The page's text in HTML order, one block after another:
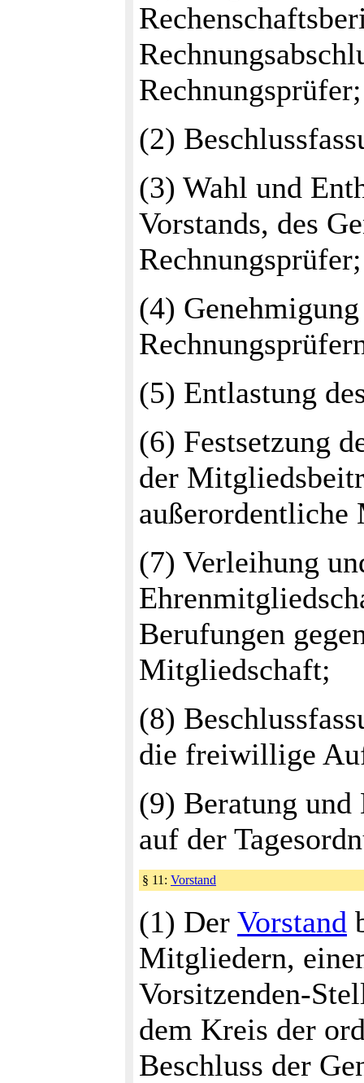
Rechnungsprüfer;
(2)
(3) Wahl und
Vorstands, des
Rechnungsprüfer;
(4)
(5) Entlastung
(6) Festsetzung
der
(7) Verleihung
Berufungen
Mitgliedschaft;
(8)
die freiwillige
(9) Beratung und
auf der
§ 11: Vorstand
(1) Der Vorstand
Mitgliedern,
Vorsitzenden-
dem Kreis der
Beschluss der